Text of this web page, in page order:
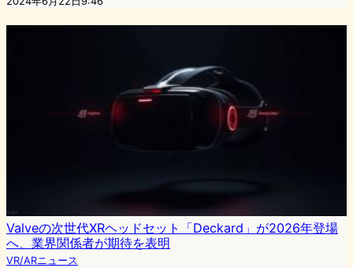
Valveの次世代XRヘッドセット「Deckard」が2026年登場
へ、業界関係者が期待を表明
VR/ARニュース